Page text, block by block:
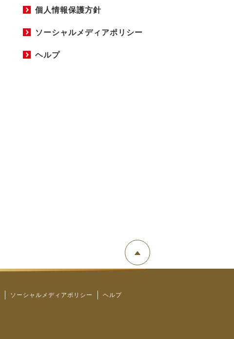
個人情報保護方針
ソーシャルメディアポリシー
ヘルプ
ソーシャルメディアポリシー ヘルプ